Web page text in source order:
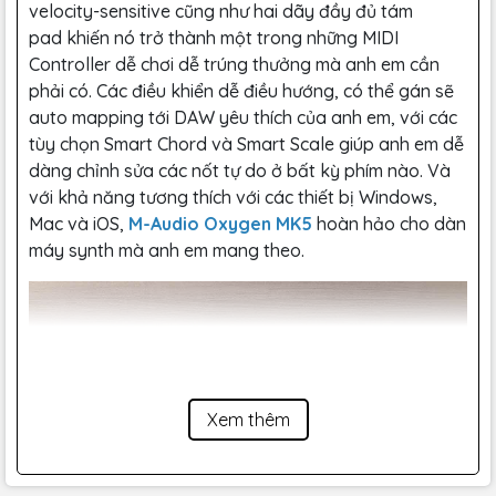
velocity-sensitive cũng như hai dãy đầy đủ tám
pad khiến nó trở thành một trong những MIDI
Controller dễ chơi dễ trúng thưởng mà anh em cần
phải có. Các điều khiển dễ điều hướng, có thể gán sẽ
auto mapping tới DAW yêu thích của anh em, với các
tùy chọn Smart Chord và Smart Scale giúp anh em dễ
dàng chỉnh sửa các nốt tự do ở bất kỳ phím nào. Và
với khả năng tương thích với các thiết bị Windows,
Mac và iOS, M-Audio Oxygen MK5 hoàn hảo cho dàn
máy synth mà anh em mang theo.
Xem thêm